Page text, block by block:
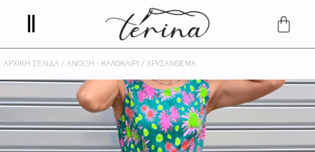
ΑΡΧΙΚΉ ΣΕΛΊΔΑ /ΆΝΟΙΞΗ - ΚΑΛΟΚΑΊΡΙ / ΧΡΥΣΆΝΘΕΜΑ